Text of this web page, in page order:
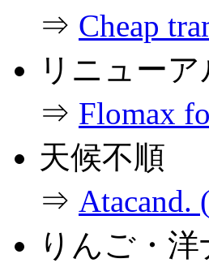
⇒ Cheap
リニュー
⇒ Flomax
天候不順
⇒ Atacand.
りんご・